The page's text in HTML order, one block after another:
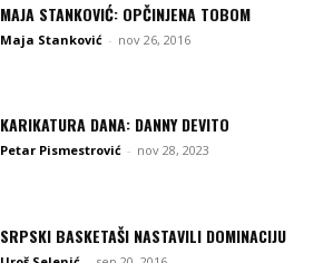
MAJA STANKOVIĆ: OPČINJENA TOBOM
Maja Stanković - nov 26, 2016
KARIKATURA DANA: DANNY DEVITO
Petar Pismestrović - nov 28, 2023
SRPSKI BASKETAŠI NASTAVILI DOMINACIJU